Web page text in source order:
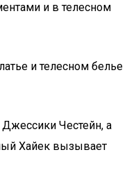
и в телесном
и телесном белье
Честейн, а
Хайек вызывает